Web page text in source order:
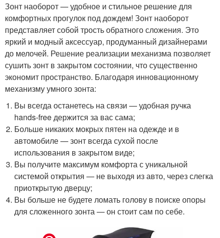
Зонт наоборот — удобное и стильное решение для
комфортных прогулок под дождем! Зонт наоборот
представляет собой трость обратного сложения. Это
яркий и модный аксессуар, продуманный дизайнерами
до мелочей. Решение реализации механизма позволяет
сушить зонт в закрытом состоянии, что существенно
экономит пространство. Благодаря инновационному
механизму умного зонта:
Вы всегда останетесь на связи — удобная ручка
hands-free держится за вас сама;
Больше никаких мокрых пятен на одежде и в
автомобиле — зонт всегда сухой после
использования в закрытом виде;
Вы получите максимум комфорта с уникальной
системой открытия — не выходя из авто, через слегка
приоткрытую дверцу;
Вы больше не будете ломать голову в поиске опоры
для сложенного зонта — он стоит сам по себе.